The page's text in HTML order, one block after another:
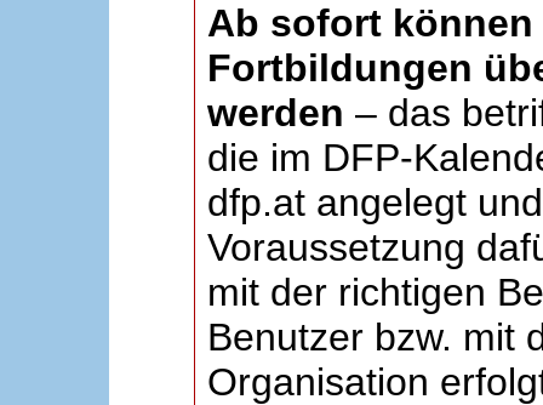
Ab sofort können
Fortbildungen
werden – das
die im DFP-
dfp.at angelegt
Voraussetzung
mit der richtigen
Benutzer bzw. mit
Organisation